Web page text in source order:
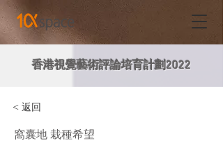
香港視覺藝術評論培育計劃2022
< 返回
窩囊地 栽種希望